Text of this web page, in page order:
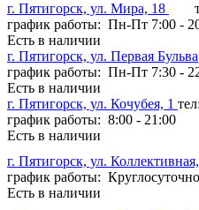
г. Пятигорск, ул. Мира, 18
график работы: Пн-Пт 7:00 -
Есть в наличии
г. Пятигорск, ул. Первая
график работы: Пн-Пт 7:30 -
Есть в наличии
г. Пятигорск, ул. Кочубея, 1
график работы: 8:00 - 21:00
Есть в наличии
г. Пятигорск, ул.
график работы: Круглосуточно
Есть в наличии